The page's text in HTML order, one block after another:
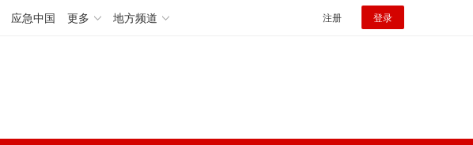
应急中国 更多 地方频道 注册 登录